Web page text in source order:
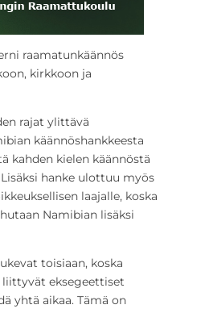
raamatunkäännös
kirkkoon ja
rajat ylittävä
käännöshankkeesta
kahden kielen käännöstä
hanke ulottuu myös
laajalle, koska
Namibian lisäksi
toisiaan, koska
liittyvät eksegeettiset
yhtä aikaa. Tämä on